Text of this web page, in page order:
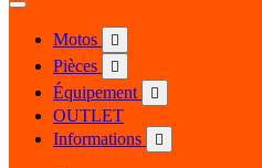
Motos 
Pièces 
Équipement 
OUTLET
Informations
